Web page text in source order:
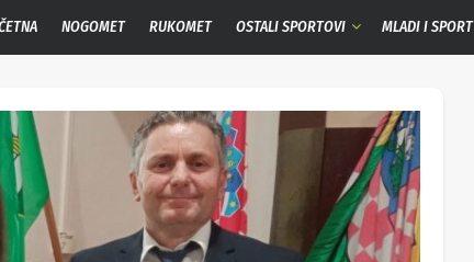
NOGOMET RUKOMET OSTALI SPORTOVI MLADI I SPORT